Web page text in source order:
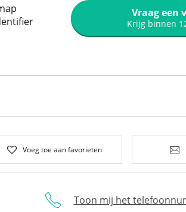
Vraag een
Krijg binnen
Voeg toe aan favorieten
Toon mij het